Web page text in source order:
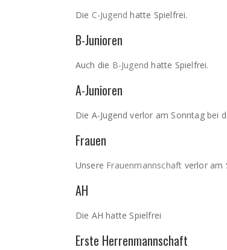
Die C-Jugend hatte Spielfrei.
B-Junioren
Auch die B-Jugend hatte Spielfrei.
A-Junioren
Die A-Jugend verlor am Sonntag bei
Frauen
Unsere Frauenmannschaft verlor am
AH
Die AH hatte Spielfrei
Erste Herrenmannschaft